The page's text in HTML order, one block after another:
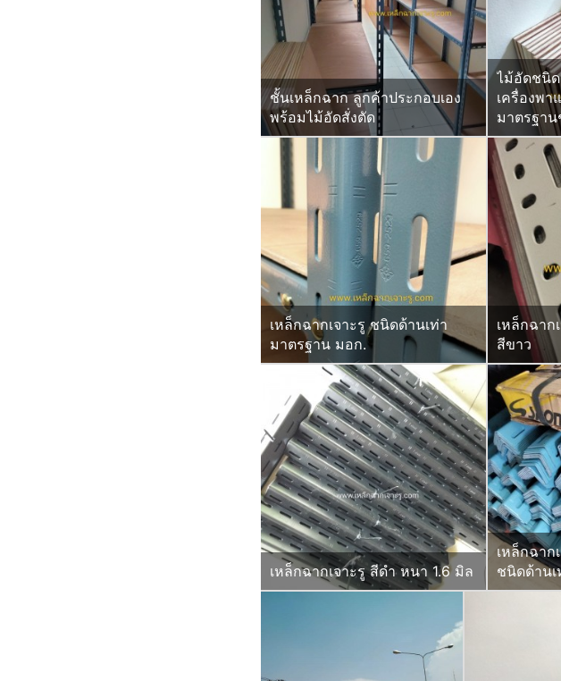
ชั้นเหล็กฉาก ลูกค้าประกอบเอง
พร้อมไม้อัดสั่งตัด
ไม้อัดชนิ
เครื่องพ
มาตรฐาน
เหล็กฉากเจาะรู ชนิดด้านเท่า
มาตรฐาน มอก.
เหล็กฉาก
สีขาว
เหล็กฉากเจาะรู สีดำ หนา 1.6 มิล
เหล็กฉาก
ชนิดด้าน